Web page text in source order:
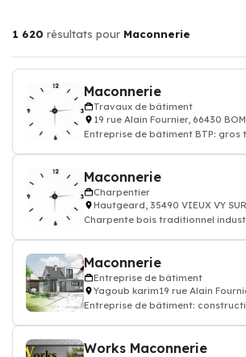
1 620 résultats pour Maconnerie
Maconnerie
Travaux de bâtiment
19 rue Alain Fournier, 66430
Entreprise de bâtiment BTP:
Maconnerie
Charpentier
Hautgeard, 35490 VIEUX VY
Charpente bois traditionnel
Maconnerie
Entreprise de bâtiment
Yagoub karim19 rue Alain
Entreprise de bâtiment:
Works Maconnerie